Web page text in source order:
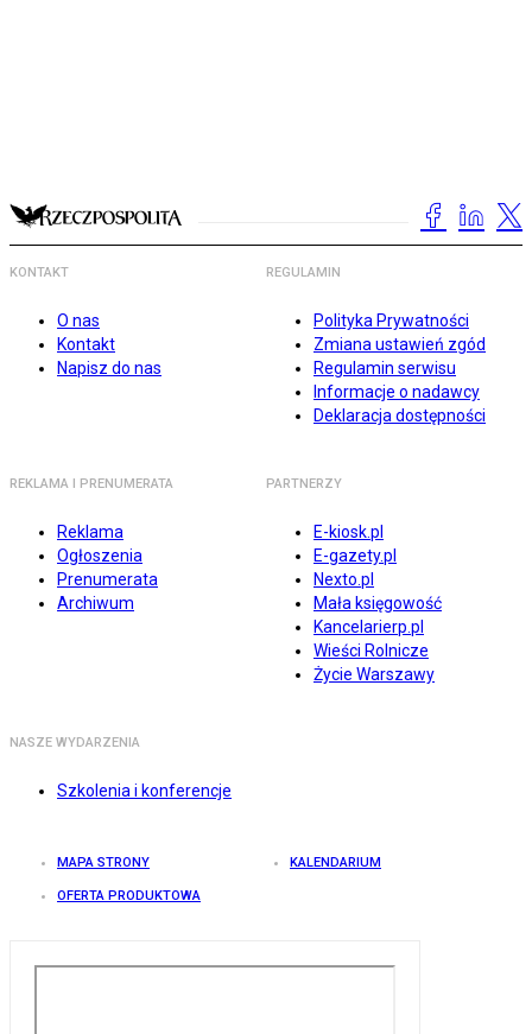
KONTAKT
O nas
Kontakt
Napisz do nas
REGULAMIN
Polityka Prywatności
Zmiana ustawień zgód
Regulamin serwisu
Informacje o nadawcy
Deklaracja dostępności
REKLAMA I PRENUMERATA
Reklama
Ogłoszenia
Prenumerata
Archiwum
PARTNERZY
E-kiosk.pl
E-gazety.pl
Nexto.pl
Mała księgowość
Kancelarierp.pl
Wieści Rolnicze
Życie Warszawy
NASZE WYDARZENIA
Szkolenia i konferencje
MAPA STRONY KALENDARIUM
OFERTA PRODUKTOWA